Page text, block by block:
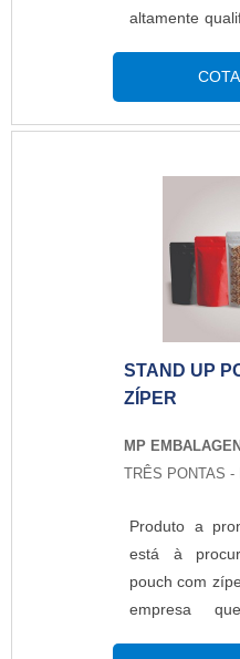
altamente
melhor
e
preço
cliente
proteção e
soluções
Embalagens
energia
estrutura
STAND UP
ZÍPER
MP
TRÊS PONTAS -
Produto a
está à
pouch com
empresa